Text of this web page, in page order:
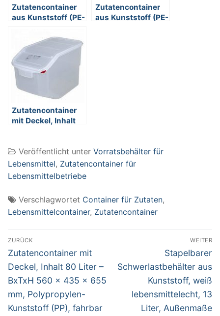
Zutatencontainer
aus Kunststoff (PE-
800 x 600 x 405
mm, Boden und
Wände
geschlossen,
glatter Boden
Zutatencontainer
aus Kunststoff (PE-
Zutatencontainer
mit Deckel, Inhalt
Polypropylen-
Kunststoff (PP)
Veröffentlicht unter Vorratsbehälter für
Lebensmittel, Zutatencontainer für
Lebensmittelbetriebe
Verschlagwortet Container für Zutaten,
Lebensmittelcontainer, Zutatencontainer
Beitragsnavigation
ZURÜCK
Vorheriger
Beitrag:
Zutatencontainer mit
Deckel, Inhalt 80 Liter –
BxTxH 560 x 435 x 655
mm, Polypropylen-
Kunststoff (PP), fahrbar
WEITER
Nächster
Beitrag:
Stapelbarer
Schwerlastbehälter aus
Kunststoff, weiß
lebensmittelecht, 13
Liter, Außenmaße